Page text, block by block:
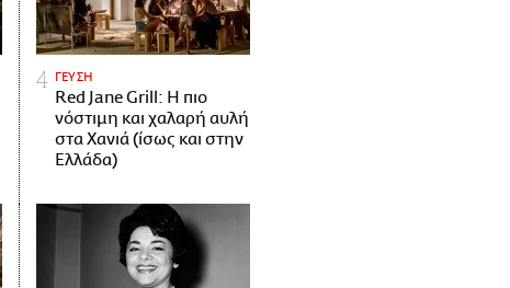
ΓΕΥΣΗ
Red Jane Grill: Η πιο
νόστιμη και χαλαρή αυλή
στα Χανιά (ίσως και στην
Ελλάδα)